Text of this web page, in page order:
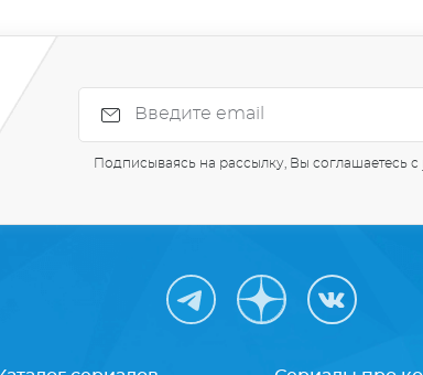
Подписываясь на рассылку, Вы соглашаетесь с